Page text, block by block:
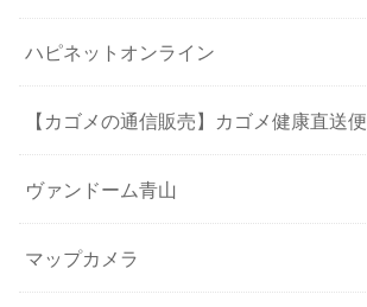
ハピネットオンライン
【カゴメの通信販売】カゴメ健康直送便
ヴァンドーム青山
マップカメラ